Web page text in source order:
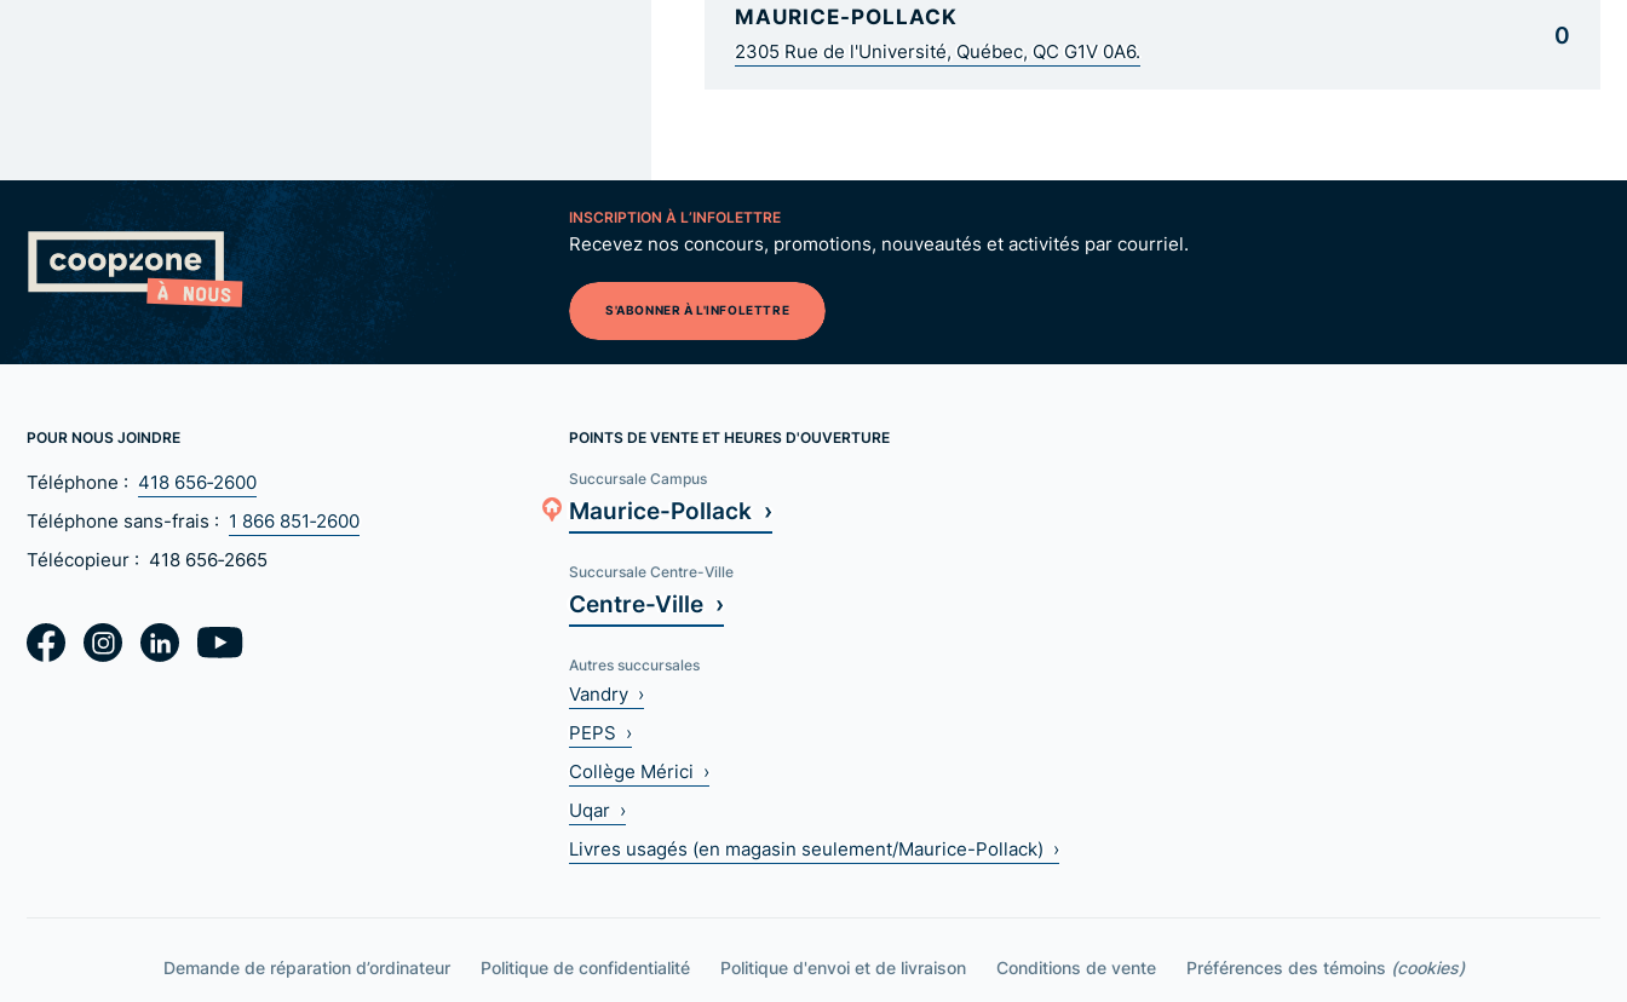
MAURICE-POLLACK
2305 Rue de l'Université, Québec, QC G1V 0A6.
0
INSCRIPTION À L’INFOLETTRE
Recevez nos concours, promotions, nouveautés et activités par courriel.
S'ABONNER À L'INFOLETTRE
POUR NOUS JOINDRE
Téléphone : 418 656‑2600
Téléphone sans-frais : 1 866 851‑2600
Télécopieur : 418 656‑2665
POINTS DE VENTE ET HEURES D'OUVERTURE
Succursale Campus
Maurice-Pollack ›
Succursale Centre-Ville
Centre-Ville ›
Autres succursales
Vandry ›
PEPS ›
Collège Mérici ›
Uqar ›
Livres usagés (en magasin seulement/Maurice-Pollack) ›
Demande de réparation d’ordinateur Politique de confidentialité Politique d'envoi et de livraison Conditions de vente Préférences des témoins (cookies)